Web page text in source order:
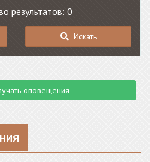
результатов: 0
Искать
оповещения